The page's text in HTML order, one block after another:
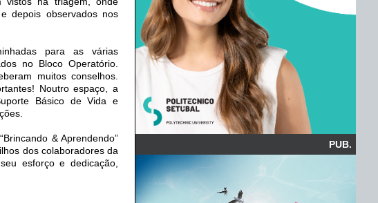
depois observados nos
para as várias
no Bloco Operatório.
muitos conselhos.
Noutro espaço, a
Básico de Vida e
& Aprendendo”
dos colaboradores da
esforço e dedicação,
PUB.